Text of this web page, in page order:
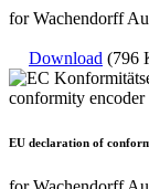
for Wachendorff
Download (796
EU declaration of